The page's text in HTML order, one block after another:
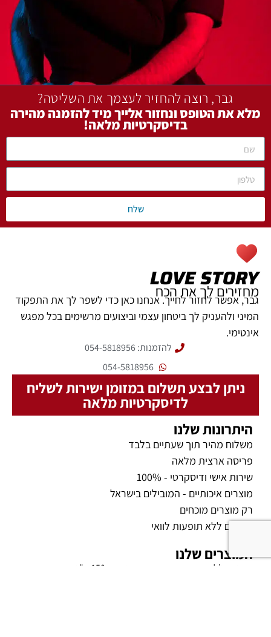
גבר, רוצה להחזיר לעצמך את השליטה?
מלא את הטופס ונחזור אלייך מיד להזמנה מהירה
בדיסקרטיות מלאה!
שלח
LOVE STORY
מחזירים לך את הכח
גבר, אפשר לחזור לחייך. אנחנו כאן כדי לשפר לך את התפקוד
המיני ולהעניק לך ביטחון עצמי וביצועים מרשימים בכל מפגש
אינטימי.
להזמנות: 054-5818956
054-5818956
ניתן לבצע תשלום במזומן ישירות לשליח
לדיסקרטיות מלאה
המוצרים שלנו
קמגרה ג’ל
היתרונות שלנו
משלוח מהיר תוך שעתיים בלבד
פריסה ארצית מלאה
שירות אישי ודיסקרטי - 100%
מוצרים איכותיים - המובילים בישראל
רק מוצרים מוכחים
מוצרים ללא תופעות לוואי